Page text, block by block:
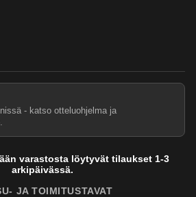
- katso otteluohjelma ja
varastosta löytyvät tilaukset 1-3
arkipäivässä.
JA TOIMITUSTAVAT